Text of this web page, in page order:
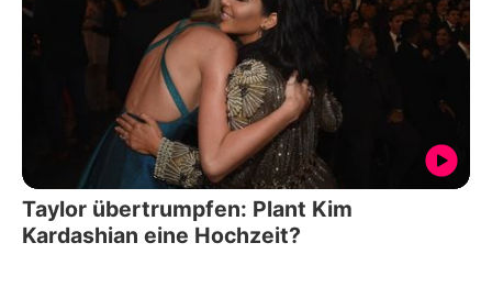
Taylor übertrumpfen: Plant Kim
Kardashian eine Hochzeit?